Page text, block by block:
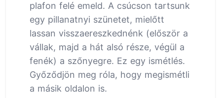
plafon felé emeld. A csúcson tartsunk
egy pillanatnyi szünetet, mielőtt
lassan visszaereszkednénk (először a
vállak, majd a hát alsó része, végül a
fenék) a szőnyegre. Ez egy ismétlés.
Győződjön meg róla, hogy megismétli
a másik oldalon is.